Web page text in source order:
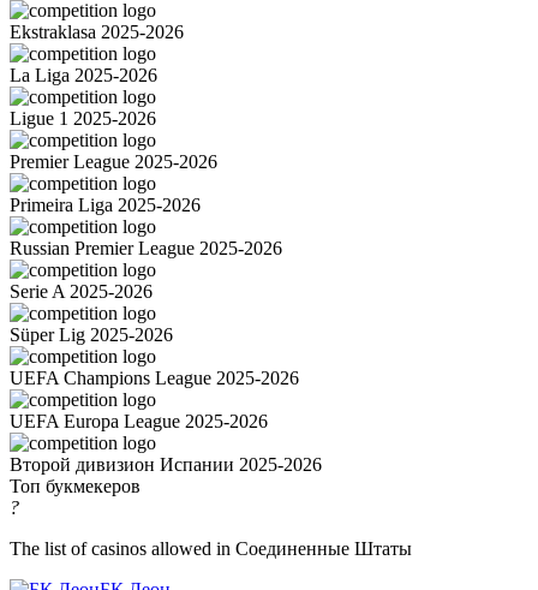
Ekstraklasa 2025-2026
La Liga 2025-2026
Ligue 1 2025-2026
Premier League 2025-2026
Primeira Liga 2025-2026
Russian Premier League 2025-2026
Serie A 2025-2026
Süper Lig 2025-2026
UEFA Champions League 2025-2026
UEFA Europa League 2025-2026
Второй дивизион Испании 2025-2026
Топ букмекеров
?
The list of casinos allowed in Соединенные Штаты